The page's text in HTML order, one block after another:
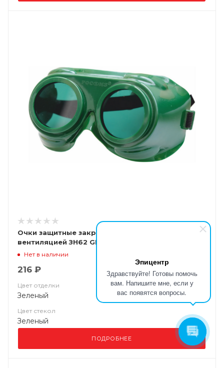
Эпицентр
Здравствуйте! Готовы помочь
вам. Напишите мне, если у
вас появятся вопросы.
Очки защитные закрытые с непрямой
вентиляцией ЗН62 GENERAL (3,0) арт.26222
Нет в наличии
216 ₽
Цвет отделки
Зеленый
Цвет стекол
Зеленый
ПОДРОБНЕЕ